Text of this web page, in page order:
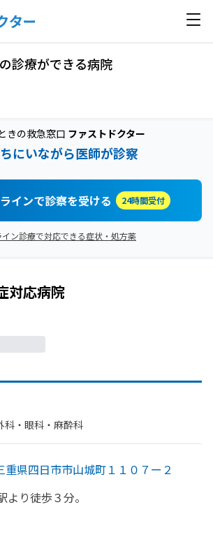
診療ができる病院
きの救急窓口 ファストドクター
にいながら医師が診察
インで診察を受ける 24時間受付
イン診療で対応できる症状・処方薬
対応病院
科・​眼科・​麻酔科
重県四日市市山城町１１０７ー２
より徒歩３分。